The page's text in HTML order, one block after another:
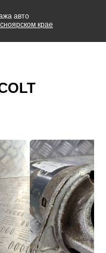
авто
крае